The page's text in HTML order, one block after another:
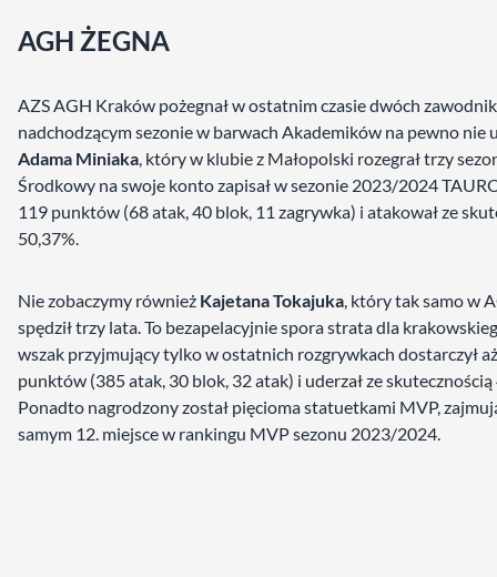
AGH ŻEGNA
AZS AGH Kraków pożegnał w ostatnim czasie dwóch
nadchodzącym sezonie w barwach Akademików na pewno nie
Adama Miniaka, który w klubie z Małopolski rozegrał trzy
Środkowy na swoje konto zapisał w sezonie 2023/2024
119 punktów (68 atak, 40 blok, 11 zagrywka) i atakował ze
50,37%.
Nie zobaczymy również Kajetana Tokajuka, który tak samo w
spędził trzy lata. To bezapelacyjnie spora strata dla
wszak przyjmujący tylko w ostatnich rozgrywkach dostarczył
punktów (385 atak, 30 blok, 32 atak) i uderzał ze skutecznością
Ponadto nagrodzony został pięcioma statuetkami MVP,
samym 12. miejsce w rankingu MVP sezonu 2023/2024.